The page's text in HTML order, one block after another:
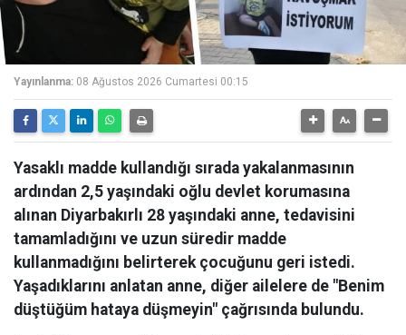
Yayınlanma: 08 Ağustos 2026 Cumartesi 00:15
Yasaklı madde kullandığı sırada yakalanmasının
ardından 2,5 yaşındaki oğlu devlet korumasına
alınan Diyarbakırlı 28 yaşındaki anne, tedavisini
tamamladığını ve uzun süredir madde
kullanmadığını belirterek çocuğunu geri istedi.
Yaşadıklarını anlatan anne, diğer ailelere de "Benim
düştüğüm hataya düşmeyin" çağrısında bulundu.